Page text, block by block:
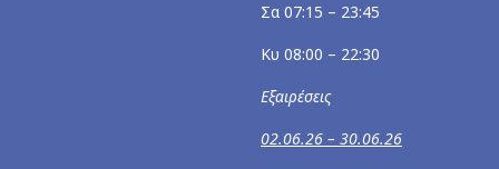
Σα 07:15 – 23:45
Κυ 08:00 – 22:30
Εξαιρέσεις
02.06.26 – 30.06.26